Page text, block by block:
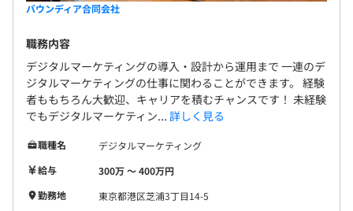
バウンディア合同会社
職務内容
デジタルマーケティングの導入・設計から運用まで 一連のデ
ジタルマーケティングの仕事に関わることができます。 経験
者ももちろん大歓迎、キャリアを積むチャンスです！ 未経験
でもデジタルマーケティン... 詳しく見る
職種名
デジタルマーケティング
給与
300万 〜 400万円
勤務地
東京都港区芝浦3丁目14-5